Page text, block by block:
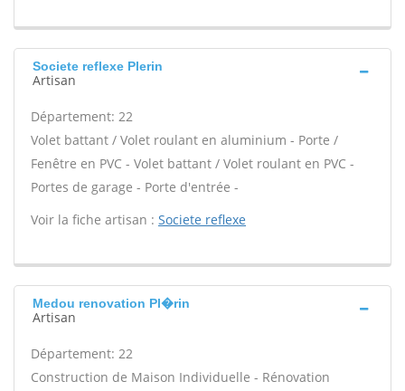
Societe reflexe Plerin
Artisan
Département: 22
Volet battant / Volet roulant en aluminium - Porte /
Fenêtre en PVC - Volet battant / Volet roulant en PVC -
Portes de garage - Porte d'entrée -
Voir la fiche artisan : Societe reflexe
Medou renovation Pl�rin
Artisan
Département: 22
Construction de Maison Individuelle - Rénovation